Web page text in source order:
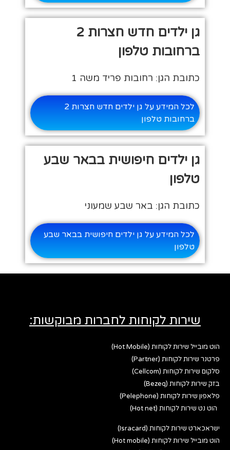
גן ילדים חדש חצרות 2
ברחובות טלפון
כתובת הגן: רחובות פריד משה 1
לכל המידע על גן ילדים חדש חצרות 2
ברחובות טלפון
גן ילדים חיפושית בבאר שבע
טלפון
כתובת הגן: באר שבע שמעוני
לכל המידע על גן ילדים חיפושית בבאר שבע
טלפון
שירות לקוחות לחברות מבוקשות:
הוט מובייל שירות לקוחות (Hot Mobile)
פרטנר שירות לקוחות (Partner)
סלקום שירות לקוחות (Cellcom)
בזק שירות לקוחות (Bezeq)
פלאפון שירות לקוחות (Pelephone)
הוט נט שירות לקוחות (Hot net)
ישראכארט שירות לקוחות (Isracard)
הוט מובייל שירות לקוחות (Hot mobile)